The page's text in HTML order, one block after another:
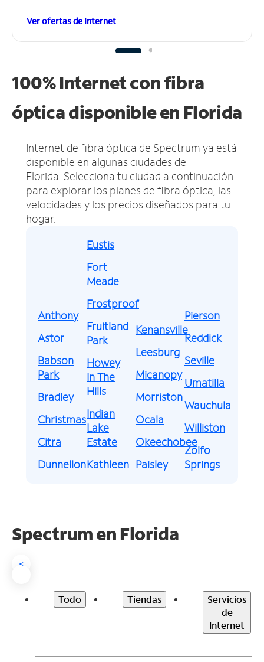
Ver ofertas de Internet
100% Internet con fibra
óptica disponible en Florida
Internet de fibra óptica de Spectrum ya está
disponible en algunas ciudades de
Florida. Selecciona tu ciudad a continuación
para explorar los planes de fibra óptica, las
velocidades y los precios diseñados para tu
hogar.
Anthony
Astor
Babson
Park
Bradley
Christmas
Citra
Dunnellon
Eustis
Fort
Meade
Frostproof
Fruitland
Park
Howey
In The
Hills
Indian
Lake
Estate
Kathleen
Kenansville
Leesburg
Micanopy
Morriston
Ocala
Okeechobee
Paisley
Pierson
Reddick
Seville
Umatilla
Wauchula
Williston
Zolfo
Springs
Spectrum en Florida
<
Todo Tiendas
Servicios
de
Internet